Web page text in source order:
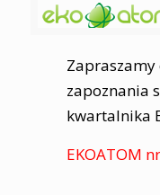
zapoznania
kwartalnika
EKOATOM